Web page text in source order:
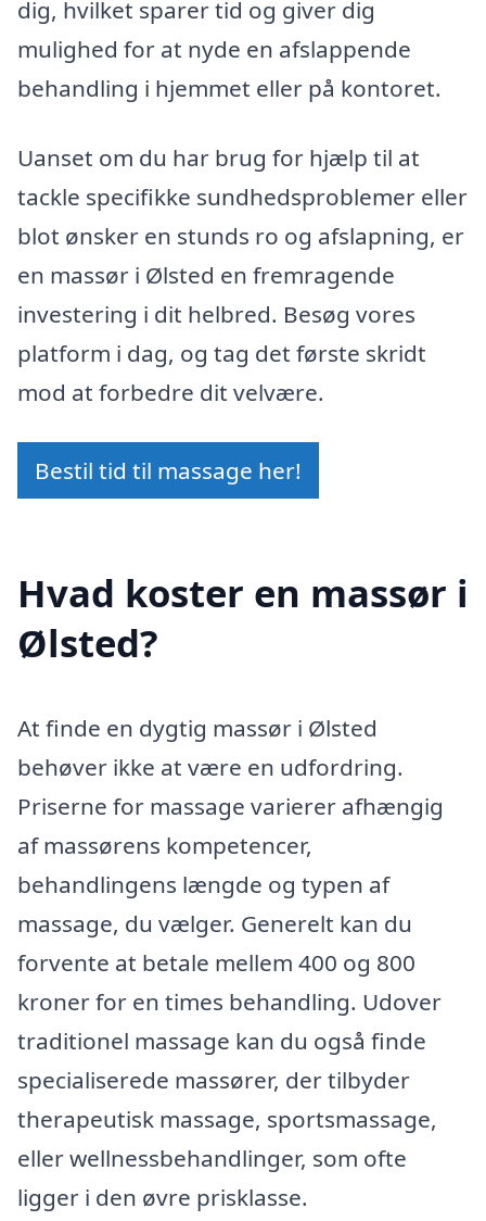
dig, hvilket sparer tid og giver dig
mulighed for at nyde en afslappende
behandling i hjemmet eller på kontoret.
Uanset om du har brug for hjælp til at
tackle specifikke sundhedsproblemer eller
blot ønsker en stunds ro og afslapning, er
en massør i Ølsted en fremragende
investering i dit helbred. Besøg vores
platform i dag, og tag det første skridt
mod at forbedre dit velvære.
Bestil tid til massage her!
Hvad koster en massør i
Ølsted?
At finde en dygtig massør i Ølsted
behøver ikke at være en udfordring.
Priserne for massage varierer afhængig
af massørens kompetencer,
behandlingens længde og typen af
massage, du vælger. Generelt kan du
forvente at betale mellem 400 og 800
kroner for en times behandling. Udover
traditionel massage kan du også finde
specialiserede massører, der tilbyder
therapeutisk massage, sportsmassage,
eller wellnessbehandlinger, som ofte
ligger i den øvre prisklasse.